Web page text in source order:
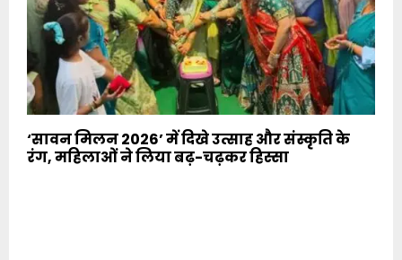
‘सावन मिलन 2026’ में दिखे उत्साह और संस्कृति के
रंग, महिलाओं ने लिया बढ़-चढ़कर हिस्सा